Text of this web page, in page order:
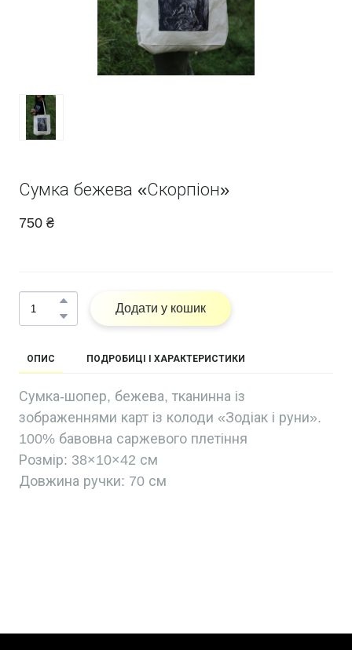
Сумка бежева «Скорпіон»
750 ₴
Додати у кошик
ОПИС ПОДРОБИЦІ І ХАРАКТЕРИСТИКИ
Сумка-шопер, бежева, тканинна із
зображеннями карт із колоди «Зодіак і руни».
100% бавовна саржевого плетіння
Розмір: 38×10×42 см
Довжина ручки: 70 см